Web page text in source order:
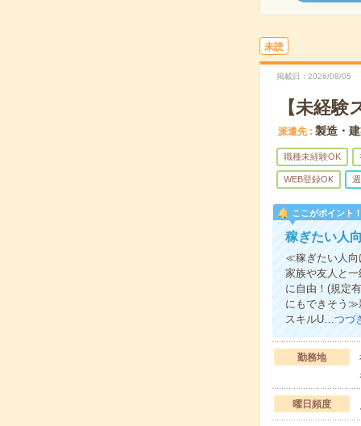
未読
掲載日 2026/08/05
【未経
派遣先 製造・
職種未経験OK
WEB登録OK
ここがポイント！
稼ぎたい人
≪稼ぎたい人向
家族や友人と
に自由！(規定
にもできそう≫
スキルU…つづ
勤務地
曜日頻度